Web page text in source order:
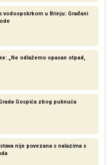
u Brinju: Građani
„Ne odlažemo opasan otpad,
Gospića zbog puknuća
nije povezana s nalazima s